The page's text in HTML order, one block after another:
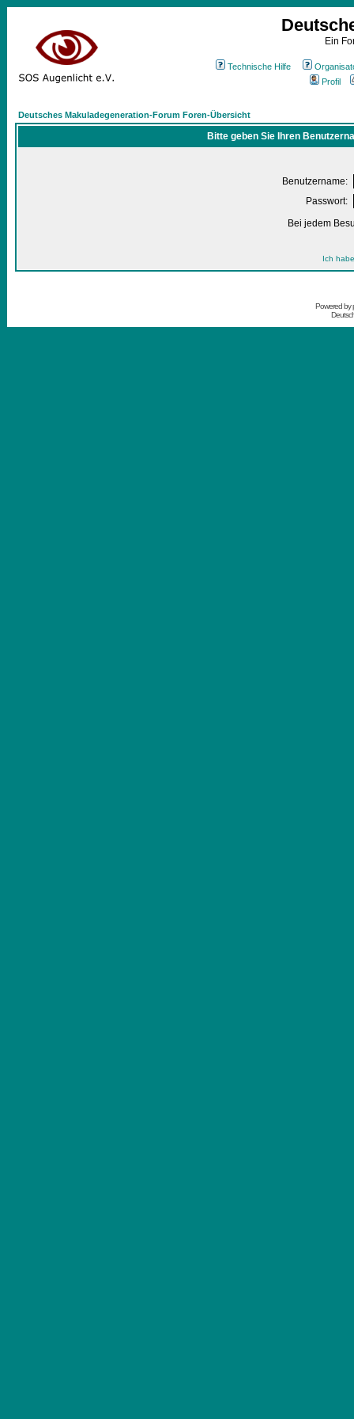
Ein
Technische Hilfe
Profil
Deutsches Makuladegeneration-Forum Foren-Übersicht
Bitte geben Sie Ihren
Benutzername:
Passwort:
Bei jedem
Ich
Powered by